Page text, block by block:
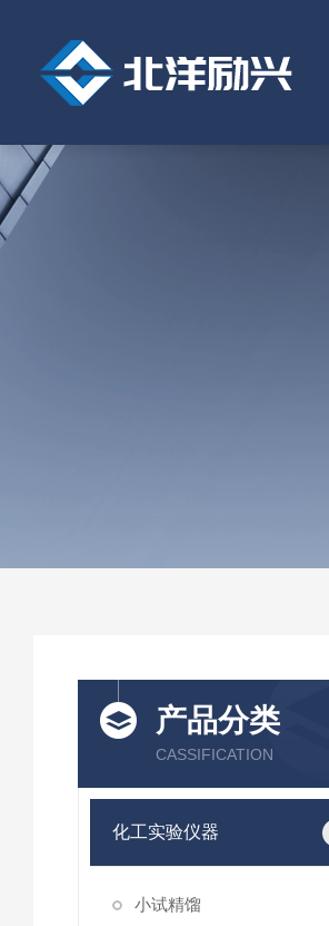
产品分类
CASSIFICATION
化工实验仪器
小试精馏